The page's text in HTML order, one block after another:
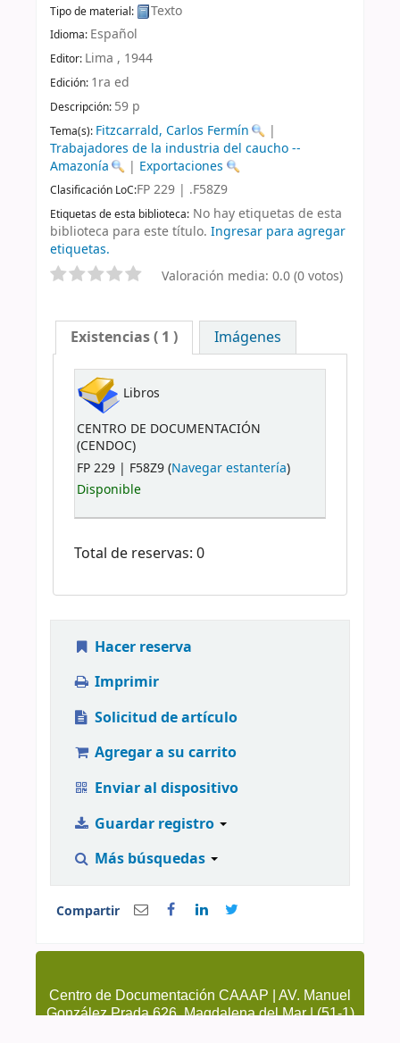
Tipo de material: Texto
Idioma: Español
Editor: Lima , 1944
Edición: 1ra ed
Descripción: 59 p
Tema(s): Fitzcarrald, Carlos Fermín
|
Trabajadores de la industria del caucho --
Amazonía
| Exportaciones
Clasificación LoC:FP 229 | .F58Z9
Etiquetas de esta biblioteca: No hay etiquetas de esta
biblioteca para este título. Ingresar para agregar
etiquetas.
Valoración media: 0.0 (0 votos)
Existencias( 1 ) Imágenes
Libros
CENTRO DE DOCUMENTACIÓN
(CENDOC)
FP 229 | F58Z9 (Navegar estantería)
Disponible
Total de reservas: 0
Hacer reserva
Imprimir
Solicitud de artículo
Agregar a su carrito
Enviar al dispositivo
Guardar registro
Más búsquedas
Compartir
Centro de Documentación CAAAP | AV. Manuel
González Prada 626, Magdalena del Mar | (51-1)